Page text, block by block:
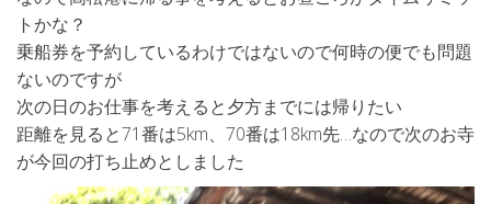
トかな？
乗船券を予約しているわけではないので何時の便でも問題
ないのですが
次の日のお仕事を考えると夕方までには帰りたい
距離を見ると71番は5km、70番は18km先…なので次のお寺
が今回の打ち止めとしました